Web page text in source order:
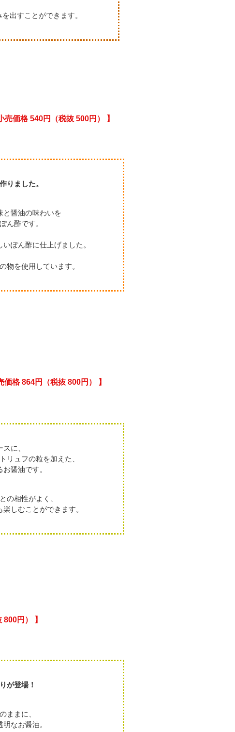
出すことができます。
価格 540円（税抜 500円） 】
りました。
と醤油の味わいを
ん酢です。
ぽん酢に仕上げました。
物を使用しています。
（税抜 800円） 】
に、
リュフの粒を加えた、
醤油です。
の相性がよく、
しむことができます。
円） 】
が登場！
ままに、
なお醤油。